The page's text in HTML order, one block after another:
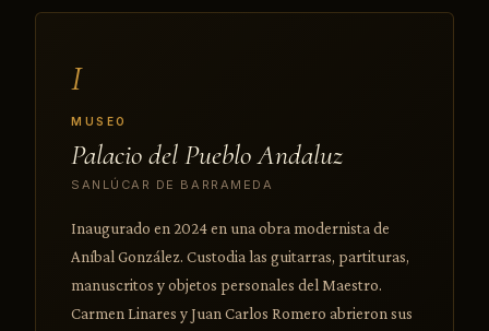
I
MUSEO
Palacio del Pueblo Andaluz
SANLÚCAR DE BARRAMEDA
Inaugurado en 2024 en una obra modernista de
Aníbal González. Custodia las guitarras, partituras,
manuscritos y objetos personales del Maestro.
Carmen Linares y Juan Carlos Romero abrieron sus